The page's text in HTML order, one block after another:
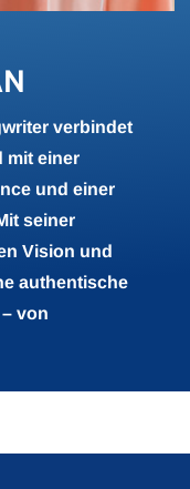
verbindet
mit einer
und einer
seiner
Vision und
authentische
von